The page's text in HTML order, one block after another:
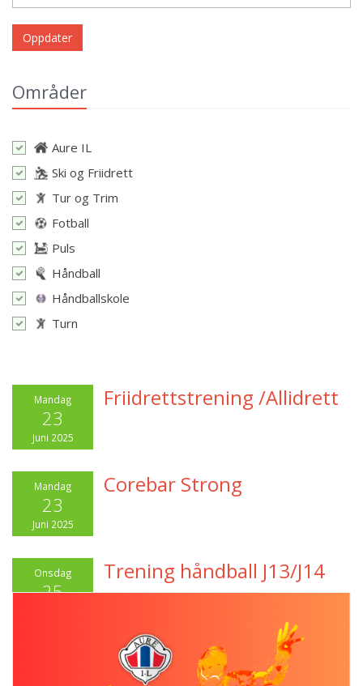
Oppdater
Områder
Aure IL
Ski og Friidrett
Tur og Trim
Fotball
Puls
Håndball
Håndballskole
Turn
Mandag
23
Juni 2025
Friidrettstrening /Allidrett
Mandag
23
Juni 2025
Corebar Strong
Onsdag
25
Trening håndball J13/J14